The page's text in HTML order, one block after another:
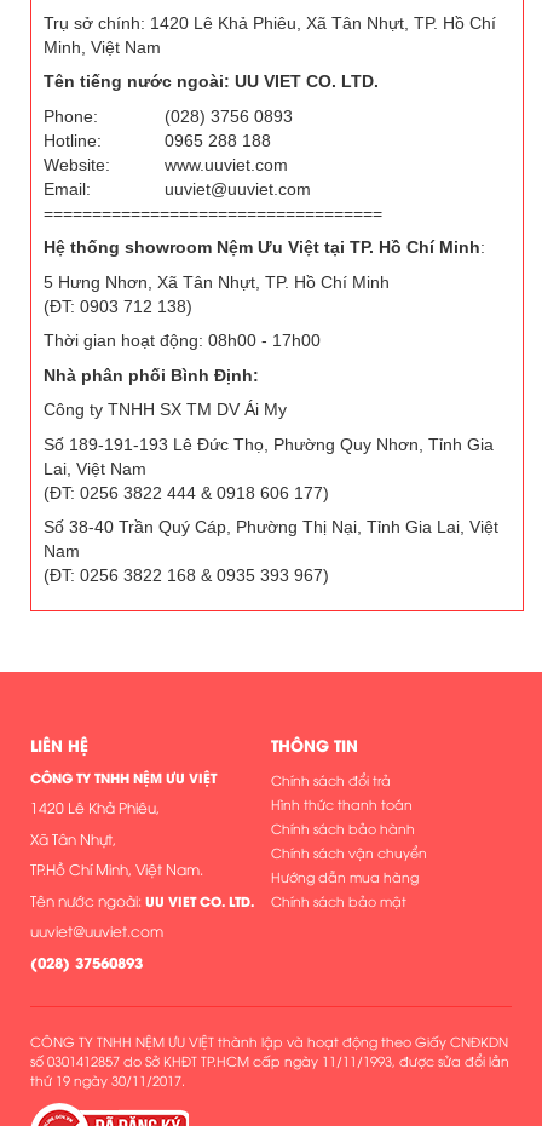
Trụ sở chính: 1420 Lê Khả Phiêu, Xã Tân Nhựt, TP. Hồ Chí
Minh, Việt Nam
Tên tiếng nước ngoài: UU VIET CO. LTD.
Phone:
(028) 3756 0893
Hotline:
0965 288 188
Website:
www.uuviet.com
Email:
uuviet@uuviet.com
===================================
Hệ thống showroom Nệm Ưu Việt tại TP. Hồ Chí Minh:
5 Hưng Nhơn, Xã Tân Nhựt, TP. Hồ Chí Minh
(ĐT: 0903 712 138)
Thời gian hoạt động: 08h00 - 17h00
Nhà phân phối Bình Định:
Công ty TNHH SX TM DV Ái My
Số 189-191-193 Lê Đức Thọ, Phường Quy Nhơn, Tỉnh Gia
Lai, Việt Nam
(ĐT: 0256 3822 444 & 0918 606 177)
Số 38-40 Trần Quý Cáp, Phường Thị Nại, Tỉnh Gia Lai, Việt
Nam
(ĐT: 0256 3822 168 & 0935 393 967)
LIÊN HỆ
CÔNG TY TNHH NỆM ƯU VIỆT
1420 Lê Khả Phiêu,
Xã Tân Nhựt,
TP.Hồ Chí Minh, Việt Nam.
Tên nước ngoài: UU VIET CO. LTD.
uuviet@uuviet.com
(028) 37560893
THÔNG TIN
Chính sách đổi trả
Hình thức thanh toán
Chính sách bảo hành
Chính sách vận chuyển
Hướng dẫn mua hàng
Chính sách bảo mật
CÔNG TY TNHH NỆM ƯU VIỆT thành lập và hoạt động theo Giấy CNĐKDN
số 0301412857 do Sở KHĐT TP.HCM cấp ngày 11/11/1993, được sửa đổi lần
thứ 19 ngày 30/11/2017.